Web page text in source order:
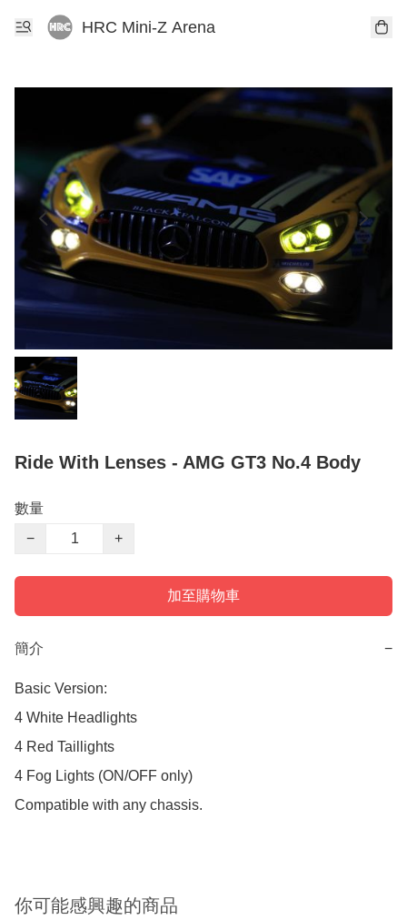
HRC Mini-Z Arena
Ride With Lenses - AMG GT3 No.4 Body
數量
−
+
加至購物車
簡介 −
Basic Version:
4 White Headlights
4 Red Taillights
4 Fog Lights (ON/OFF only)
Compatible with any chassis.
你可能感興趣的商品